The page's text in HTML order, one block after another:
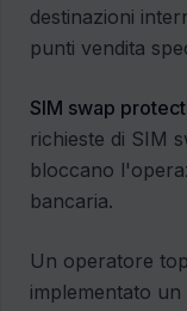
destinazioni
punti vendita
SIM swap
richieste di SIM
bloccano
bancaria.
Un operatore
implementato